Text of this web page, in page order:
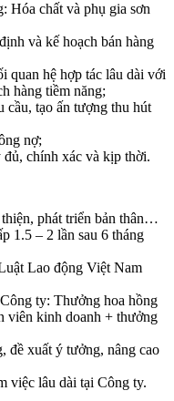
Hóa chất và phụ gia sơn
và kế hoạch bán hàng
quan hệ hợp tác lâu dài với
hàng tiềm năng;
cầu, tạo ấn tượng thu hút
nợ;
chính xác và kịp thời.
phát triển bản thân…
1.5 – 2 lần sau 6 tháng
Lao động Việt Nam
ty: Thưởng hoa hồng
viên kinh doanh + thưởng
đề xuất ý tưởng, nâng cao
việc lâu dài tại Công ty.